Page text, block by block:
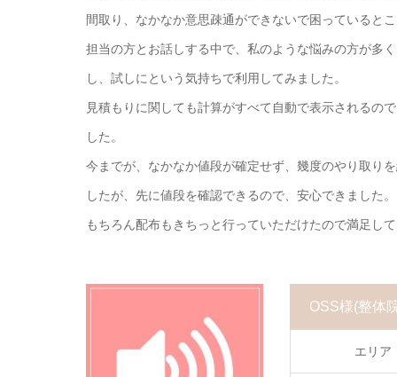
間取り、なかなか意思疎通ができないで困っていると
担当の方とお話しする中で、私のような悩みの方が多
し、試しにという気持ちで利用してみました。
見積もりに関しても計算がすべて自動で表示されるの
した。
今までが、なかなか値段が確定せず、幾度のやり取り
したが、先に値段を確認できるので、安心できました。
もちろん配布もきちっと行っていただけたので満足し
OSS様(整体
エリア